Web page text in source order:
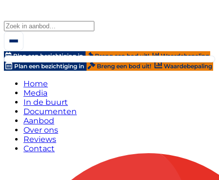
Plan een bezichtiging in Breng een bod uit!
Waardebepaling
Plan een bezichtiging in
Breng een bod uit! Waardebepaling
Home
Media
In de buurt
Documenten
Aanbod
Over ons
Reviews
Contact